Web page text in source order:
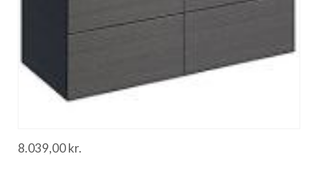
8.039,00kr.